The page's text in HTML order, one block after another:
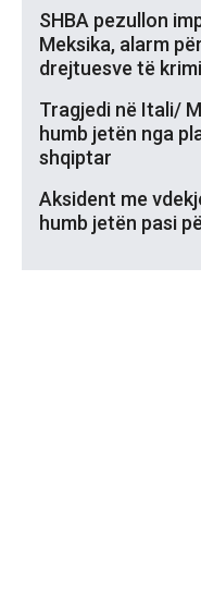
SHBA pezullon
Meksika, alarm
drejtuesve të
Tragjedi në Itali/
humb jetën nga
shqiptar
Aksident me
humb jetën pasi